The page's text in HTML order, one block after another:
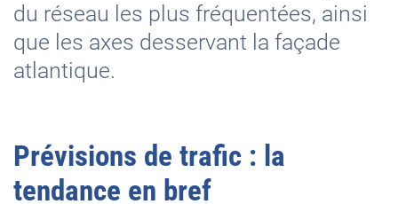
du réseau les plus fréquentées, ainsi
que les axes desservant la façade
atlantique.
Prévisions de trafic : la
tendance en bref